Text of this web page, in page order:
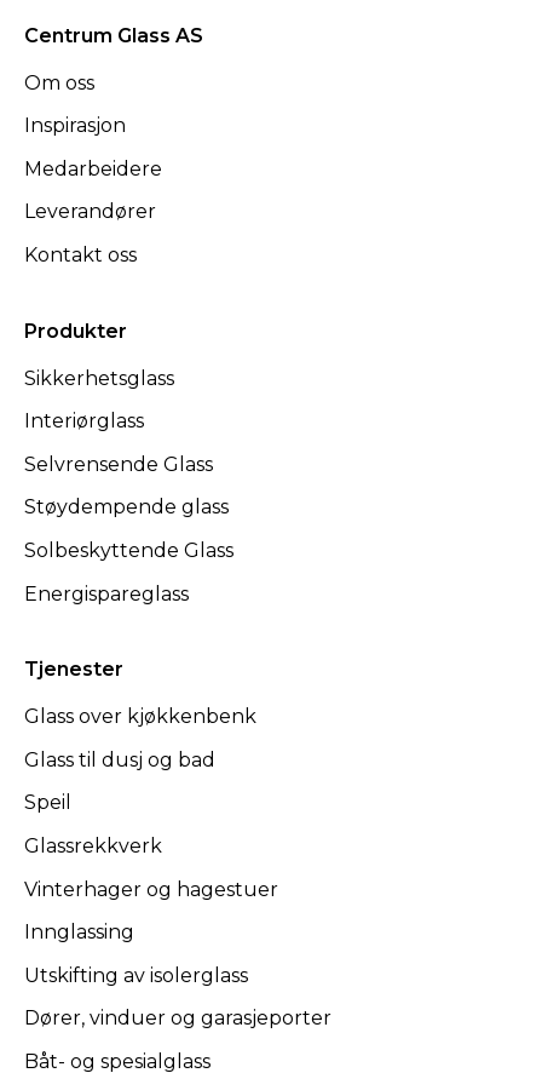
Centrum Glass AS
Om oss
Inspirasjon
Medarbeidere
Leverandører
Kontakt oss
Produkter
Sikkerhetsglass
Interiørglass
Selvrensende Glass
Støydempende glass
Solbeskyttende Glass
Energispareglass
Tjenester
Glass over kjøkkenbenk
Glass til dusj og bad
Speil
Glassrekkverk
Vinterhager og hagestuer
Innglassing
Utskifting av isolerglass
Dører, vinduer og garasjeporter
Båt- og spesialglass